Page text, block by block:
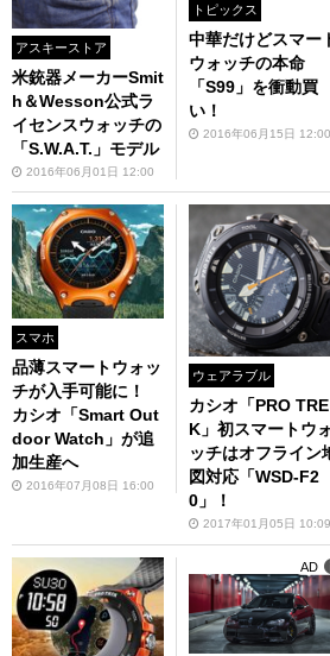
アスキーストア
米銃器メーカーSmit
h＆Wesson公式ラ
イセンスウォッチの
「S.W.A.T.」モデル
2016年06月01日 12:00
トピックス
中華だけどスマー
ウォッチの本命
「S99」を衝動買
い！
2016年06月15日 12:00
スマホ
品薄スマートウォッ
チが入手可能に！
カシオ「Smart Out
door Watch」が追
加生産へ
2016年07月08日 16:00
ウェアラブル
カシオ「PRO TRE
K」初スマートウ
ッチはオフライン
図対応「WSD-F2
0」！
2017年01月05日 10:09
AD